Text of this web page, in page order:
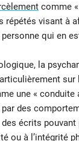
comme
répétés visant à
qui en
la
sur
une « conduite
des
écrits
ou à l’intégrité